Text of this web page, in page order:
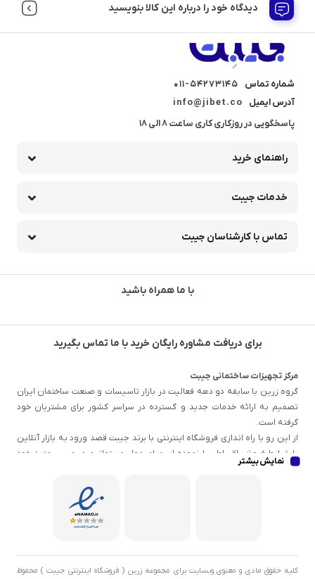
دیدگاه خود را درباره این کالا بنویسید
شماره تماس
011-54273145
آدرس ایمیل
info@jibet.co
پاسخگویی در روزکاری کاری ساعت 8 الی 18
راهنمای خرید
خدمات جیبت
تماس با کارشناسان جیبت
با ما همراه باشید
برای دریافت مشاوره رایگان خرید با ما تماس بگیرید
مرکز تجهیزات ساختمانی جیبت
گروه زرین با سابقه دو دهه فعالیت در بازار تاسیسات و صنعت ساختمان ایران
تصمیم به ارائه خدمات جدید و گسترده در سراسر کشور برای مشتریان خود
گرفته است.
از این رو با راه اندازی فروشگاه اینترنتی با برند جیبت قصد ورود به بازار آنلاین
با شرایط فروش اقساطی را نموده است امیدواریم بتوانیم در مسیر جدید خود
خدمات به روزتر و با کیفیت تری به مشتریان خود عرضه کنیم.
نمایش بیشتر
کلیه حقوق مادی و معنوی وبسایت برای مجموعه زرین ( فروشگاه اینترنتی جیبت ) محفوظ